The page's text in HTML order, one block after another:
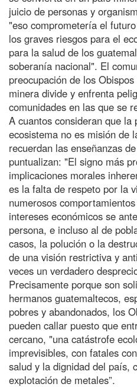
juicio de personas y
"eso comprometería el
los graves riesgos para el
para la salud de los
soberanía nacional". El
preocupación de los
minera divide y enfrenta
comunidades en las que se
A cuantos consideran que la
ecosistema no es misión de
recuerdan las enseñanzas
puntualizan: "El signo más
implicaciones morales
es la falta de respeto por la
numerosos
intereses económicos se
persona, e incluso al de
casos, la polución o la
de una visión restrictiva y
veces un verdadero
Precisamente porque son
hermanos guatemaltecos,
pobres y abandonados, los
pueden callar puesto que
cercano, "una catástrofe
imprevisibles, con fatales
salud y la dignidad del país,
explotación de metales”.